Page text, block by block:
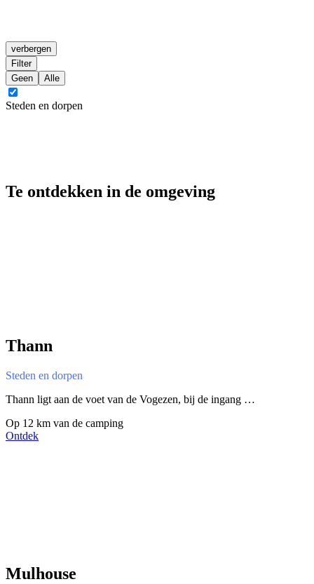
verbergen
Filter
Geen
Alle
Steden en dorpen
Te ontdekken in de omgeving
Thann
Steden en dorpen
Thann ligt aan de voet van de Vogezen, bij de ingang …
Op 12 km van de camping
Ontdek
Mulhouse